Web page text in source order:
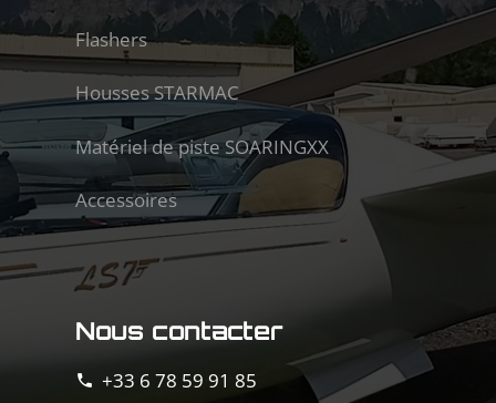
Flashers
Housses STARMAC
Matériel de piste SOARINGXX
Accessoires
Nous contacter
phone +33 6 78 59 91 85